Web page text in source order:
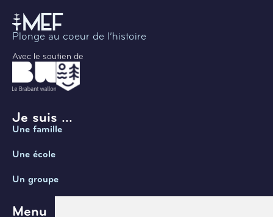
Plonge au coeur de l’histoire
Avec le soutien de
Je suis ...
Une famille
Une école
Un groupe
Menu